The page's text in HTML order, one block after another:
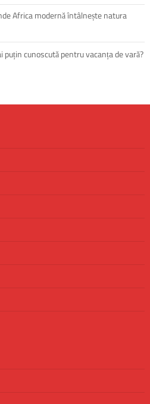
Africa modernă întâlnește natura
puțin cunoscută pentru vacanța de vară?